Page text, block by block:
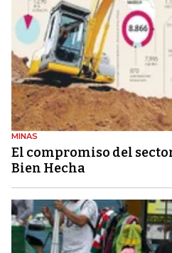
MINAS
El compromiso del
Bien Hecha